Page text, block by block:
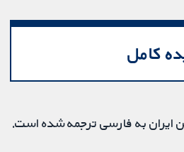
کامل
ایران به فارسی ترجمه شده است.